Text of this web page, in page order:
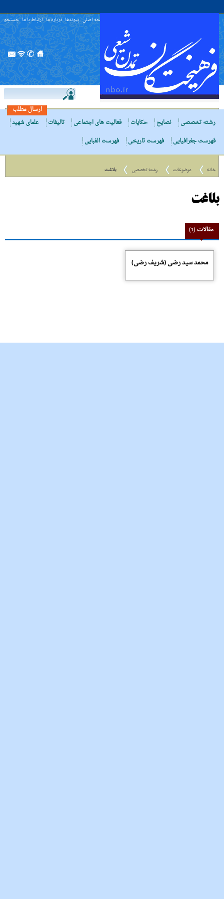
صفحه اصلی پیوندها درباره ما ارتباط با ما جستجو
ارسال مطلب
رشته تخصصی
نصایح حکایات فعالیت های اجتماعی تالیفات
علمای شهید
فهرست جغرافیایی
فهرست تاریخی فهرست الفبایی
خانه موضوعات رشته تخصصی بلاغت
بلاغت
مقالات(1)
محمد سید رضی (شریف رضى)